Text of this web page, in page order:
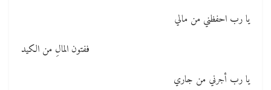
يا رب احفظني من مالي
ففتون المالِ من الكيد
يا رب أجرني من جاري